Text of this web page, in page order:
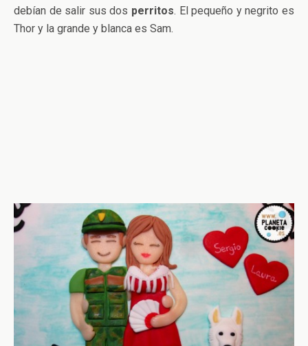
debían de salir sus dos perritos. El pequeño y negrito es
Thor y la grande y blanca es Sam.